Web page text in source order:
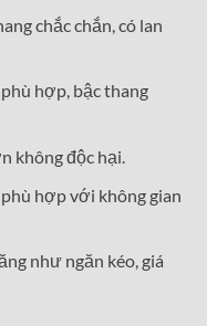
chắc chắn, có lan
hợp, bậc thang
không độc hại.
hợp với không gian
như ngăn kéo, giá